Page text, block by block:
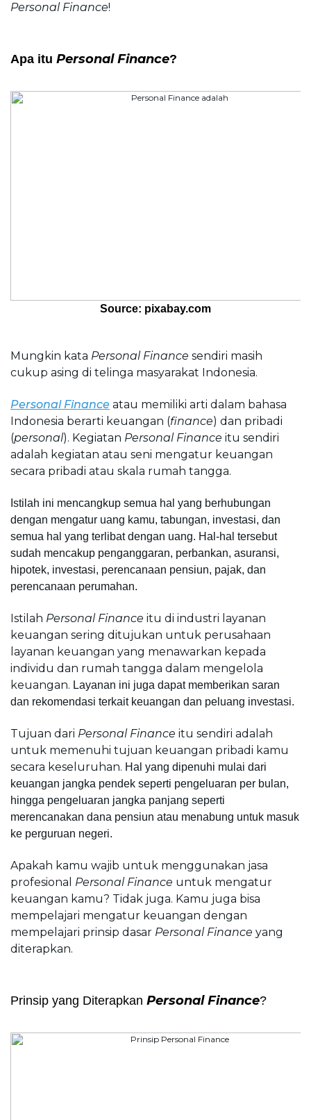
Personal Finance!
Apa itu Personal Finance?
Source: pixabay.com
Mungkin kata Personal Finance sendiri masih
cukup asing di telinga masyarakat Indonesia.
Personal Finance atau memiliki arti dalam bahasa
Indonesia berarti keuangan (finance) dan pribadi
(personal). Kegiatan Personal Finance itu sendiri
adalah kegiatan atau seni mengatur keuangan
secara pribadi atau skala rumah tangga.
Istilah ini mencangkup semua hal yang berhubungan
dengan mengatur uang kamu, tabungan, investasi, dan
semua hal yang terlibat dengan uang. Hal-hal tersebut
sudah mencakup penganggaran, perbankan, asuransi,
hipotek, investasi, perencanaan pensiun, pajak, dan
perencanaan perumahan.
Istilah Personal Finance itu di industri layanan
keuangan sering ditujukan untuk perusahaan
layanan keuangan yang menawarkan kepada
individu dan rumah tangga dalam mengelola
keuangan. Layanan ini juga dapat memberikan saran
dan rekomendasi terkait keuangan dan peluang investasi.
Tujuan dari Personal Finance itu sendiri adalah
untuk memenuhi tujuan keuangan pribadi kamu
secara keseluruhan. Hal yang dipenuhi mulai dari
keuangan jangka pendek seperti pengeluaran per bulan,
hingga pengeluaran jangka panjang seperti
merencanakan dana pensiun atau menabung untuk masuk
ke perguruan negeri.
Apakah kamu wajib untuk menggunakan jasa
profesional Personal Finance untuk mengatur
keuangan kamu? Tidak juga. Kamu juga bisa
mempelajari mengatur keuangan dengan
mempelajari prinsip dasar Personal Finance yang
diterapkan.
Prinsip yang Diterapkan Personal Finance?